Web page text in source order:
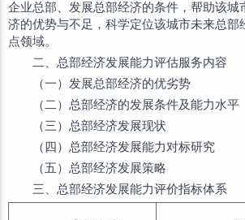
企业总部、发展总部经济的条件，帮助该城
济的优势与不足，科学定位该城市未来总部
点领域。
二、总部经济发展能力评估服务内容
（一）发展总部经济的优劣势
（二）总部经济的发展条件及能力水平
（三）总部经济发展现状
（四）总部经济发展能力对标研究
（五）总部经济发展策略
三、总部经济发展能力评价指标体系